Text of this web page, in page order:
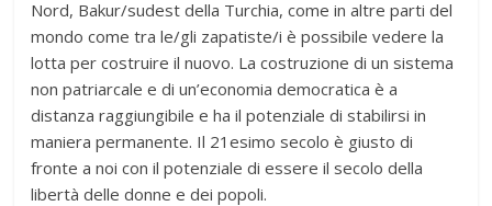
Nord, Bakur/sudest della Turchia, come in altre parti del
mondo come tra le/gli zapatiste/i è possibile vedere la
lotta per costruire il nuovo. La costruzione di un sistema
non patriarcale e di un’economia democratica è a
distanza raggiungibile e ha il potenziale di stabilirsi in
maniera permanente. Il 21esimo secolo è giusto di
fronte a noi con il potenziale di essere il secolo della
libertà delle donne e dei popoli.